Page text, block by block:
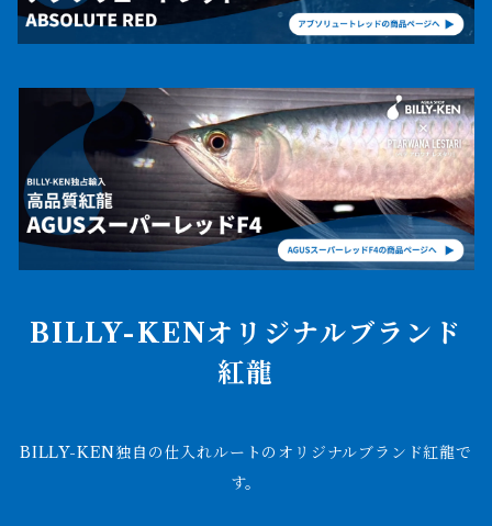
BILLY-KENオリジナルブランド
紅龍
BILLY-KEN独自の仕入れルートのオリジナルブランド紅龍で
す。